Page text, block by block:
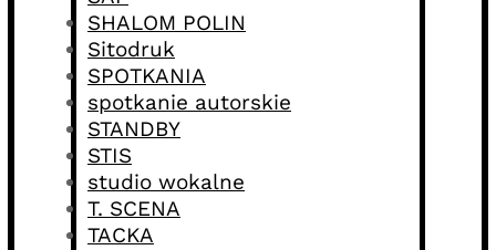
SHALOM POLIN
Sitodruk
SPOTKANIA
spotkanie autorskie
STANDBY
STIS
studio wokalne
T. SCENA
TACKA